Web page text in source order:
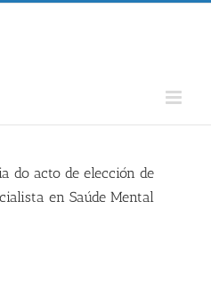
do acto de elección de
en Saúde Mental